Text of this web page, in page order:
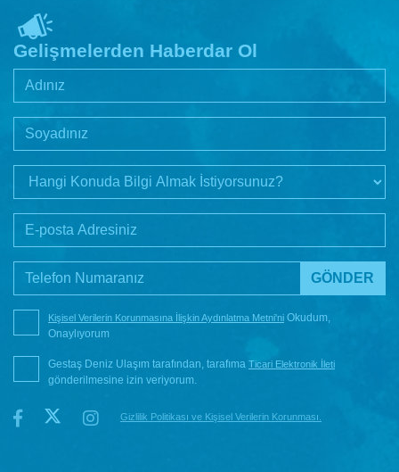
Gelişmelerden Haberdar Ol
Kişisel Verilerin Korunmasına İlişkin Aydınlatma Metni'ni Okudum,
Onaylıyorum
Gestaş Deniz Ulaşım tarafından, tarafıma Ticari Elektronik İleti
gönderilmesine izin veriyorum.
Gizlilik Politikası ve Kişisel Verilerin Korunması.